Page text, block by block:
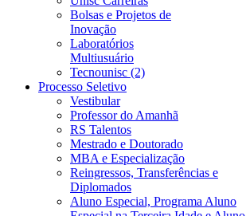
Bolsas e Projetos de
Inovação
Laboratórios
Multiusuário
Tecnounisc (2)
Processo Seletivo
Vestibular
Professor do Amanhã
RS Talentos
Mestrado e Doutorado
MBA e Especialização
Reingressos, Transferências e
Diplomados
Aluno Especial, Programa Aluno